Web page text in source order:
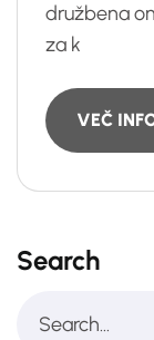
družbena
za k
VEČ
Search